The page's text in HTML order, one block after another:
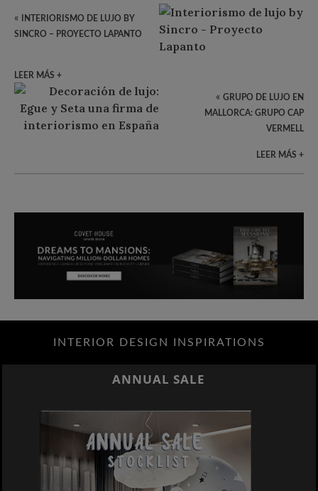
«
INTERIORISMO DE LUJO BY
SINCRO – PROYECTO LAPANTO
LEER MÁS +
« GRUPO DE LUJO EN
MALLORCA: GRUPO CAP
VERMELL
LEER MÁS +
INTERIOR DESIGN INSPIRATIONS
ANNUAL SALE